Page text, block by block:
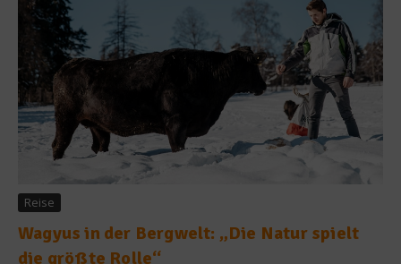
Reise
Wagyus in der Bergwelt: „Die Natur spielt
die größte Rolle“